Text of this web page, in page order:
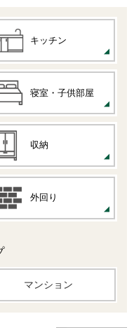
キッチン
寝室・子供部屋
収納
外回り
マンション